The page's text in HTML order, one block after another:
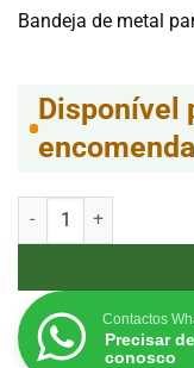
Bandeja de metal
Disponível
encomenda
Quantidade de
Contactos
Precisar
conosco